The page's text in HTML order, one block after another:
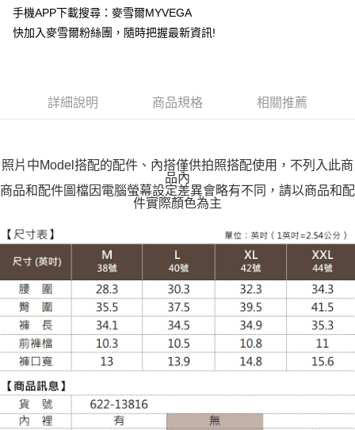
全家取貨付款
每筆NT$100，滿NT$599(含以上)免運費
付款後萊爾富取貨
每筆NT$100，滿NT$988(含以上)免運費
每筆NT$100，滿NT$988(含以上)免運費
付款後7-11取貨
每筆NT$100，滿NT$988(含以上)免運費
大嘴鳥宅配通
每筆NT$100，滿NT$988(含以上)免運費
貨到付款
每筆NT$120
手機APP下載搜尋：麥雪爾MYVEGA
快加入麥雪爾粉絲團，隨時把握最新資訊!
詳細說明 商品規格 相關推薦
照片中Model搭配的配件、內搭僅供拍照搭配使用，不列入此商
品內
商品和配件圖檔因電腦螢幕設定差異會略有不同，請以商品和配
件實際顏色為主